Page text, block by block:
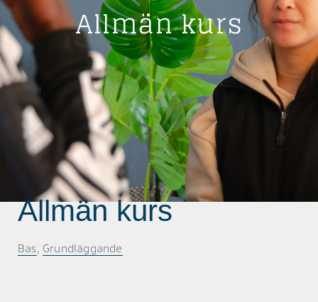
Allmän kurs
Allmän kurs
Bas, Grundläggande